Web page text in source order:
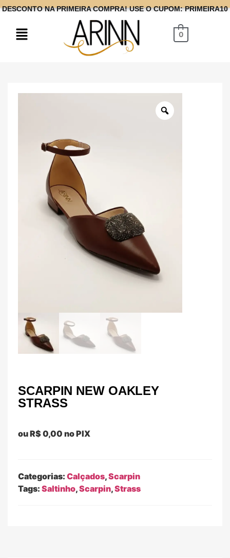
DESCONTO NA PRIMEIRA COMPRA! USE O CUPOM: PRIMEIRA10
0
SCARPIN NEW OAKLEY
STRASS
ouR$0,00 no PIX
Categorias: Calçados,Scarpin
Tags: Saltinho,Scarpin,Strass